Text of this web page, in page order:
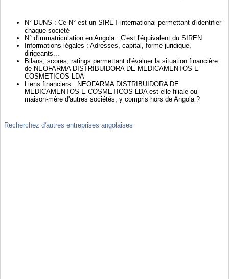
N° DUNS : Ce N° est un SIRET international permettant d'identifier
chaque société
N° d'immatriculation en Angola : C'est l'équivalent du SIREN
Informations légales : Adresses, capital, forme juridique,
dirigeants...
Bilans, scores, ratings permettant d'évaluer la situation financière
de NEOFARMA DISTRIBUIDORA DE MEDICAMENTOS E
COSMETICOS LDA
Liens financiers : NEOFARMA DISTRIBUIDORA DE
MEDICAMENTOS E COSMETICOS LDA est-elle filiale ou
maison-mère d'autres sociétés, y compris hors de Angola ?
Recherchez d'autres entreprises angolaises